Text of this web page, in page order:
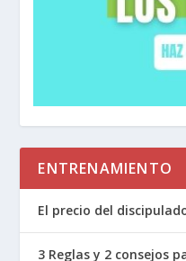
ENTRENAMIENTO
El precio del
3 Reglas y 2 consejos